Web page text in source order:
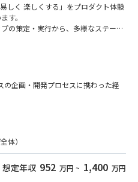
しく 楽しくする」をプロダクト体験
す。
の策定・実行から、多様なステーク
市場浸透施策まで、PdMとPMMの両
ップの策定と優先順位付け
PRD（プロダクト要件定義書）への
など、多様なチームとの共創・合意
企画・開発プロセスに携わった経
）の手法を用いたPM経験
びBIツールの利用経験
体）
想定年収 952 万円 ~ 1,400 万円